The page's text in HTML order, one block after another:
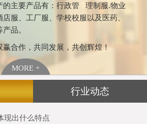
的主要产品有：行政管 理制服.物业
服、工厂服、学校校服以及医药、
品。
赢合作，共同发展，共创辉煌！
MORE +
行业动态
现出什么特点